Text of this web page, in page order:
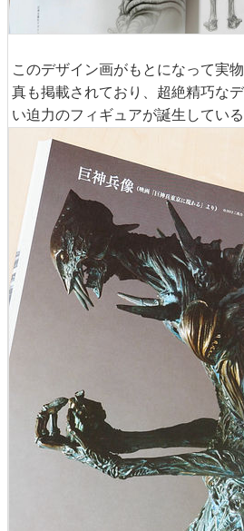
このデザイン画がもとになって実
真も掲載されており、超絶精巧な
い迫力のフィギュアが誕生してい